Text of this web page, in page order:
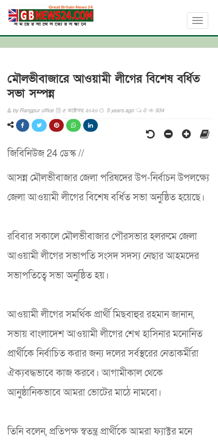
Toggle
মৌলভীবাজারে আওয়ামী লীগের বিশেষ বর্ধিত
সভা সম্পন্ন
byRangpur office ৫ অক্টোবর, ২০২০ 5 years ago 0 934
জিবিনিউজ 24 ডেস্ক //
আসন্ন মৌলভীবাজার জেলা পরিষদের উপ-নির্বাচন উপলক্ষ্যে
জেলা আওয়ামী লীগের বিশেষ বর্ধিত সভা অনুষ্ঠিত হয়েছে।
রবিবার সকালে মৌলভীবাজার পৌরসভার হলরুমে জেলা
আওয়ামী লীগের সভাপতি সংসদ সদস্য নেছার আহমদের
সভাপতিত্বে সভা অনুষ্ঠিত হয়।
আওয়ামী লীগের সমর্থিক প্রার্থী মিছবাহুর রহমান জানান,
সভায় বাংলাদেশ আওয়ামী লীগের শেখ হাসিনার মনোনিত
প্রার্থীকে নির্বাচিত করার জন্য দলের সর্বস্থরের নেতাকর্মীরা
ঐক্যবদ্ধভাবে কাজ করবে। আগামীকাল থেকে
আনুষ্ঠানিকভাবে আমরা ভোটের মাঠে নামবো।
তিনি বলেন, প্রতিপক্ষ স্বতন্ত্র প্রার্থীকে আমরা ফ্যাক্টর মনে